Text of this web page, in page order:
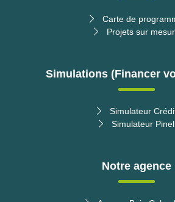
Carte de
Projets sur
Simulations (Financer
Simulateur
Simulateur Pinel
Notre agence